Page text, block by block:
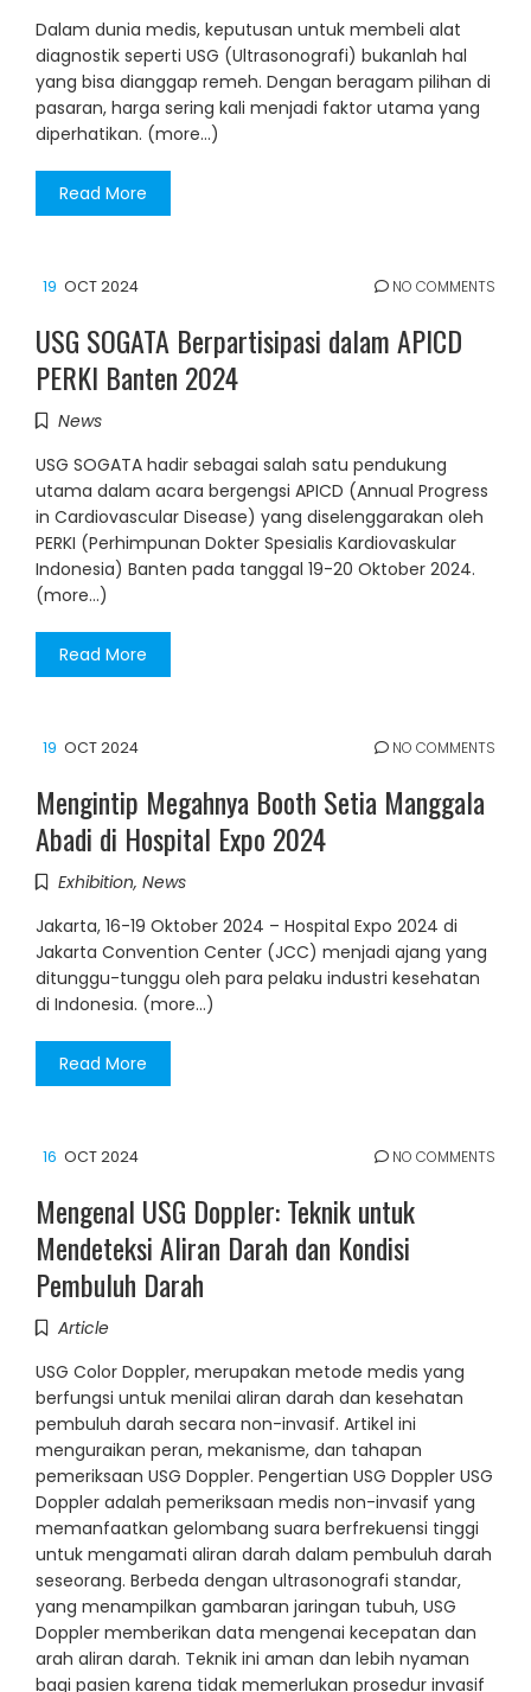
Dalam dunia medis, keputusan untuk membeli alat
diagnostik seperti USG (Ultrasonografi) bukanlah hal
yang bisa dianggap remeh. Dengan beragam pilihan di
pasaran, harga sering kali menjadi faktor utama yang
diperhatikan. (more…)
Read More
19 OCT 2024 NO COMMENTS
USG SOGATA Berpartisipasi dalam APICD
PERKI Banten 2024
News
USG SOGATA hadir sebagai salah satu pendukung
utama dalam acara bergengsi APICD (Annual Progress
in Cardiovascular Disease) yang diselenggarakan oleh
PERKI (Perhimpunan Dokter Spesialis Kardiovaskular
Indonesia) Banten pada tanggal 19-20 Oktober 2024.
(more…)
Read More
19 OCT 2024 NO COMMENTS
Mengintip Megahnya Booth Setia Manggala
Abadi di Hospital Expo 2024
Exhibition, News
Jakarta, 16-19 Oktober 2024 – Hospital Expo 2024 di
Jakarta Convention Center (JCC) menjadi ajang yang
ditunggu-tunggu oleh para pelaku industri kesehatan
di Indonesia. (more…)
Read More
16 OCT 2024 NO COMMENTS
Mengenal USG Doppler: Teknik untuk
Mendeteksi Aliran Darah dan Kondisi
Pembuluh Darah
Article
USG Color Doppler, merupakan metode medis yang
berfungsi untuk menilai aliran darah dan kesehatan
pembuluh darah secara non-invasif. Artikel ini
menguraikan peran, mekanisme, dan tahapan
pemeriksaan USG Doppler. Pengertian USG Doppler USG
Doppler adalah pemeriksaan medis non-invasif yang
memanfaatkan gelombang suara berfrekuensi tinggi
untuk mengamati aliran darah dalam pembuluh darah
seseorang. Berbeda dengan ultrasonografi standar,
yang menampilkan gambaran jaringan tubuh, USG
Doppler memberikan data mengenai kecepatan dan
arah aliran darah. Teknik ini aman dan lebih nyaman
bagi pasien karena tidak memerlukan prosedur invasif